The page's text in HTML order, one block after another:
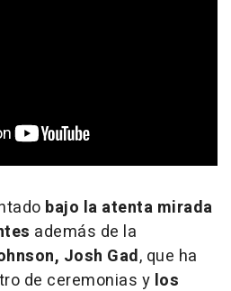
bajo la atenta mirada
además de la
Josh Gad, que ha
de ceremonias y los